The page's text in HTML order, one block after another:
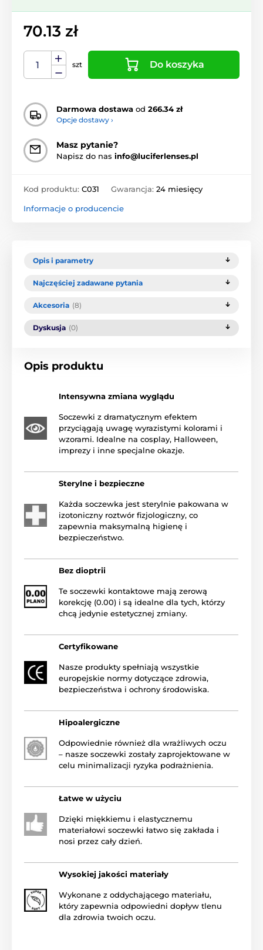
70.13 zł
szt Do koszyka
Darmowa dostawa od 266.34 zł
Opcje dostawy ›
Masz pytanie?
Napisz do nas info@luciferlenses.pl
Kod produktu: C031 Gwarancja: 24 miesięcy
Informacje o producencie
Opis i parametry
Najczęściej zadawane pytania
Akcesoria (8)
Dyskusja (0)
Opis produktu
Intensywna zmiana wyglądu
Soczewki z dramatycznym efektem
przyciągają uwagę wyrazistymi kolorami i
wzorami. Idealne na cosplay, Halloween,
imprezy i inne specjalne okazje.
Sterylne i bezpieczne
Każda soczewka jest sterylnie pakowana w
izotoniczny roztwór fizjologiczny, co
zapewnia maksymalną higienę i
bezpieczeństwo.
Bez dioptrii
Te soczewki kontaktowe mają zerową
korekcję (0.00) i są idealne dla tych, którzy
chcą jedynie estetycznej zmiany.
Certyfikowane
Nasze produkty spełniają wszystkie
europejskie normy dotyczące zdrowia,
bezpieczeństwa i ochrony środowiska.
Hipoalergiczne
Odpowiednie również dla wrażliwych oczu
– nasze soczewki zostały zaprojektowane w
celu minimalizacji ryzyka podrażnienia.
Łatwe w użyciu
Dzięki miękkiemu i elastycznemu
materiałowi soczewki łatwo się zakłada i
nosi przez cały dzień.
Wysokiej jakości materiały
Wykonane z oddychającego materiału,
który zapewnia odpowiedni dopływ tlenu
dla zdrowia twoich oczu.